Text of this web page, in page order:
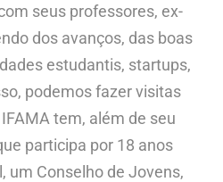
seus professores, ex-
dos avanços, das boas
estudantis, startups,
podemos fazer visitas
tem, além de seu
participa por 18 anos
um Conselho de Jovens,